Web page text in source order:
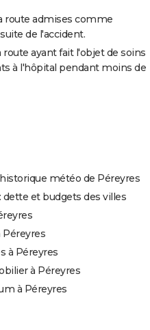
route admises comme
de l'accident.
ayant fait l'objet de soins
à l'hôpital pendant moins de
météo de Péreyres
dette et budgets des villes
Péreyres
à Péreyres
à Péreyres
à Péreyres